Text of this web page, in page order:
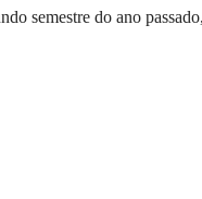
semestre do ano